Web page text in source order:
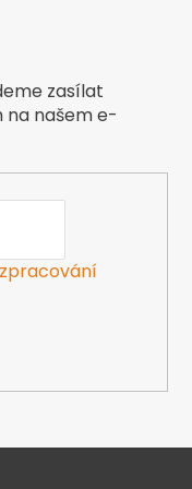
zasílat
našem e-
zpracování